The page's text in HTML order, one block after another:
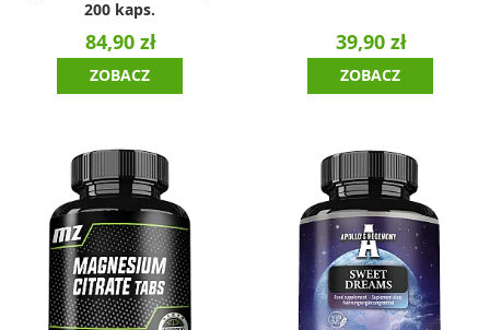
200 kaps.
84,90 zł
ZOBACZ
39,90 zł
ZOBACZ